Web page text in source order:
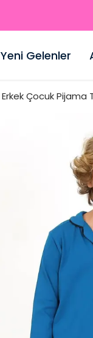
Yeni Gelenler
Erkek Çocuk Pijama